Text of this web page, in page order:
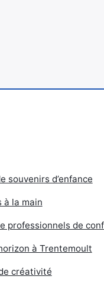
souvenirs d’enfance
à la main
professionnels de
à Trentemoult
créativité